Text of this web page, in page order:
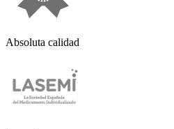
Absoluta calidad